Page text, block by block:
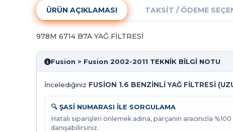
ÜRÜN AÇIKLAMASI TAKSIT / ÖDEME
978M 6714 B7A YAĞ FİLTRESİ
Fusion > Fusion 2002-2011 TEKNİK BİLGİ NOTU
İncelediğiniz FUSİON 1.6 BENZİNLİ YAĞ FİLTRESİ
🔍 ŞASİ NUMARASI İLE SORGULAMA
Hatalı siparişleri önlemek adına, parçanın aracınızla
danışabilirsiniz.